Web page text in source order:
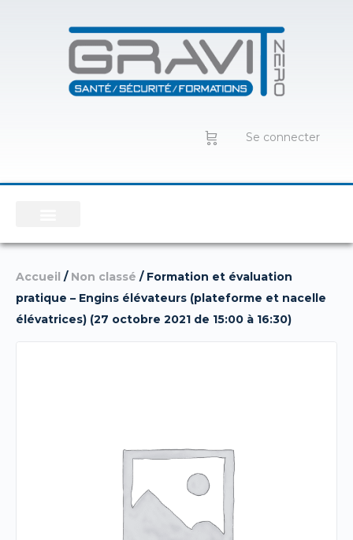
Se connecter
Accueil / Non classé / Formation et évaluation
pratique – Engins élévateurs (plateforme et nacelle
élévatrices) (27 octobre 2021 de 15:00 à 16:30)